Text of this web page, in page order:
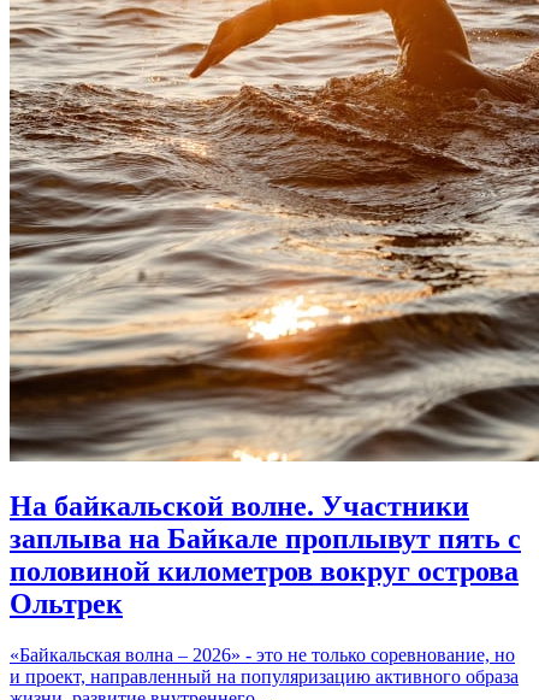
На байкальской волне. Участники
заплыва на Байкале проплывут пять с
половиной километров вокруг острова
Ольтрек
«Байкальская волна – 2026» - это не только соревнование, но
и проект, направленный на популяризацию активного образа